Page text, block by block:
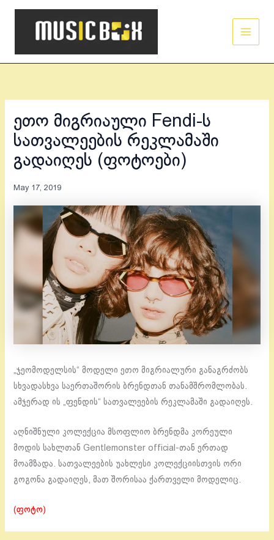
Skip
ეთო მიგრიაული Fendi-ს
სათვალეების რეკლამაში
გადაიღეს (ფოტოები)
May 17, 2019
„ჯეომოდელსის“ მოდელი ეთო მიგრიალური განაგრძობს
სხვადასხვა საერთაშორის ბრენდთან თანამშრომლობას.
ამჯერად ის „ფენდის“ სათვალეების რეკლამაში გადაიღეს.
აღნიშნული კოლექცია მსოფლიო ბრენდმა კორეული
მოდის სახლთან Gentlemonster official-თან ერთად
მოამზადა. სათვალეების უახლესი კოლექციისთვის ორი
გოგონა გადაიღეს, მათ შორისაა ქართველი მოდელიც.
(ფოტო)